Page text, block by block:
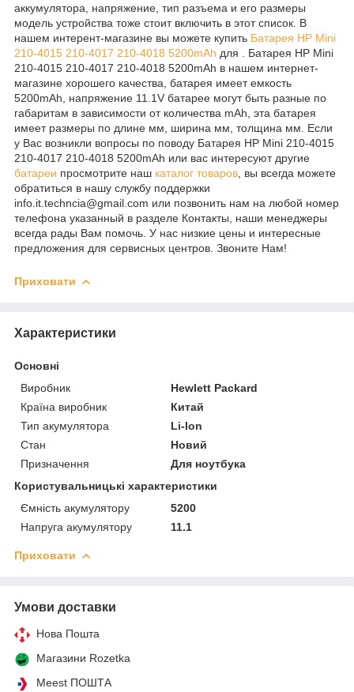
аккумулятора, напряжение, тип разъема и его размеры
модель устройства тоже стоит включить в этот список. В
нашем интерент-магазине вы можете купить Батарея HP Mini
210-4015 210-4017 210-4018 5200mAh для . Батарея HP Mini
210-4015 210-4017 210-4018 5200mAh в нашем интернет-
магазине хорошего качества, батарея имеет емкость
5200mAh, напряжение 11.1V батарее могут быть разные по
габаритам в зависимости от количества mAh, эта батарея
имеет размеры по длине мм, ширина мм, толщина мм. Если
у Вас возникли вопросы по поводу Батарея HP Mini 210-4015
210-4017 210-4018 5200mAh или вас интересуют другие
батареи просмотрите наш каталог товаров , вы всегда можете
обратиться в нашу службу поддержки
info.it.techncia@gmail.com или позвонить нам на любой номер
телефона указанный в разделе Контакты, наши менеджеры
всегда рады Вам помочь. У нас низкие цены и интересные
предложения для сервисных центров. Звоните Нам!
Приховати
Характеристики
Основні
Виробник
Hewlett Packard
Країна виробник
Китай
Тип акумулятора
Li-Ion
Стан
Новий
Призначення
Для ноутбука
Користувальницькі характеристики
Ємність акумулятору
5200
Напруга акумулятору
11.1
Приховати
Умови доставки
Нова Пошта
Магазини Rozetka
Meest ПОШТА